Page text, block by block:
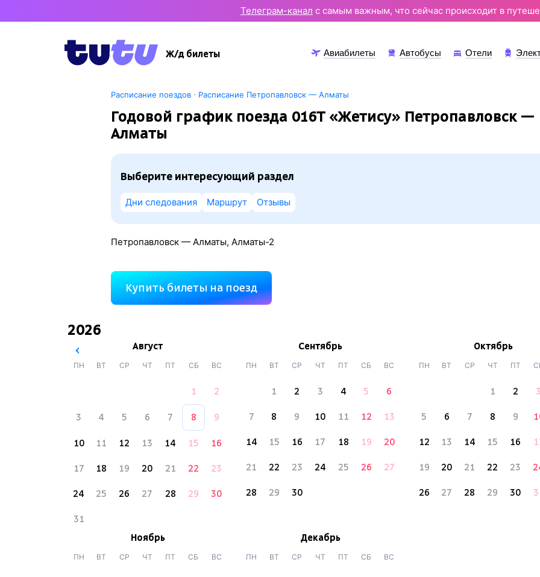
Телеграм-канал с самым важным, что сейчас происходит в
Ж/д билеты Авиабилеты Автобусы Отели
Расписание поездов· Расписание Петропавловск — Алматы
Годовой график поезда 016Т «Жетису» Петропавловск —
Алматы
Выберите интересующий раздел
Дни следования Маршрут Отзывы
Петропавловск — Алматы, Алматы-2
Купить билеты на поезд
2026
Август
ПН ВТ СР ЧТ ПТ СБ ВС
1 2
3 4 5 6 7 8 9
10 11 12 13 14 15 16
17 18 19 20 21 22 23
24 25 26 27 28 29 30
31
Сентябрь
ПН ВТ СР ЧТ ПТ СБ ВС
1 2 3 4 5 6
7 8 9 10 11 12 13
14 15 16 17 18 19 20
21 22 23 24 25 26 27
28 29 30
Октябрь
ПН ВТ СР ЧТ ПТ
1 2 3
5 6 7 8 9
12 13 14 15 16
19 20 21 22 23
26 27 28 29 30
Ноябрь
ПН ВТ СР ЧТ ПТ СБ ВС
Декабрь
ПН ВТ СР ЧТ ПТ СБ ВС